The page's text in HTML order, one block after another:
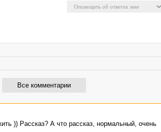
Все комментарии
)) Рассказ? А что рассказ, нормальный, очень